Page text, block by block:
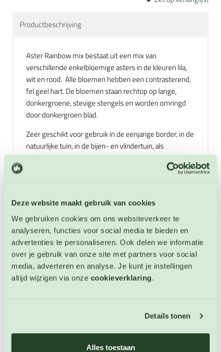
Deze website maakt gebruik van cookies
We gebruiken cookies om ons websiteverkeer te
analyseren, functies voor social media te bieden en
advertenties te personaliseren. Ook delen we informatie
over je gebruik van onze site met partners voor social
media, adverteren en analyse. Je kunt je instellingen
altijd wijzigen via onze cookieverklaring.
Details tonen
Alles toestaan
Productbeschrijving
Aster Rainbow mix bestaat uit een mix van
verschillende enkelbloemige asters in de kleuren lila,
wit en rood. Alle bloemen hebben een contrasterend,
fel geel hart. De bloemen staan rechtop op lange,
donkergroene, stevige stengels en worden omringd
door donkergroen blad.
Zeer geschikt voor gebruik in de eenjarige border, in de
natuurlijke tuin, in de bijen- en vlindertuin, als
snijbloem en om saaie plekjes in de tuin op te vrolijken.
Ook kunnen deze asters in grote bloempotten- en
elke tuin. Zeer geliefd door bijen, vlinders en andere
nuttige insecten. Verwijder regelmatig de uitgebloeide
bloemen en deze langbloeier kan tot de eerste vorst
doorgaan. Bloeit van juli - oktober. Niet winterharde
eenjarige. Hoogte: 70 cm.
Extra informatie